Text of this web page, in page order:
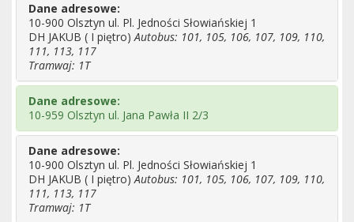
Dane adresowe:
10-900 Olsztyn ul. Pl. Jedności Słowiańskiej 1
DH JAKUB ( I piętro)Autobus: 101, 105, 106, 107, 109, 110,
111, 113, 117
Tramwaj: 1T
Dane adresowe:
10-959 Olsztyn ul. Jana Pawła II 2/3
Dane adresowe:
10-900 Olsztyn ul. Pl. Jedności Słowiańskiej 1
DH JAKUB ( I piętro)Autobus: 101, 105, 106, 107, 109, 110,
111, 113, 117
Tramwaj: 1T